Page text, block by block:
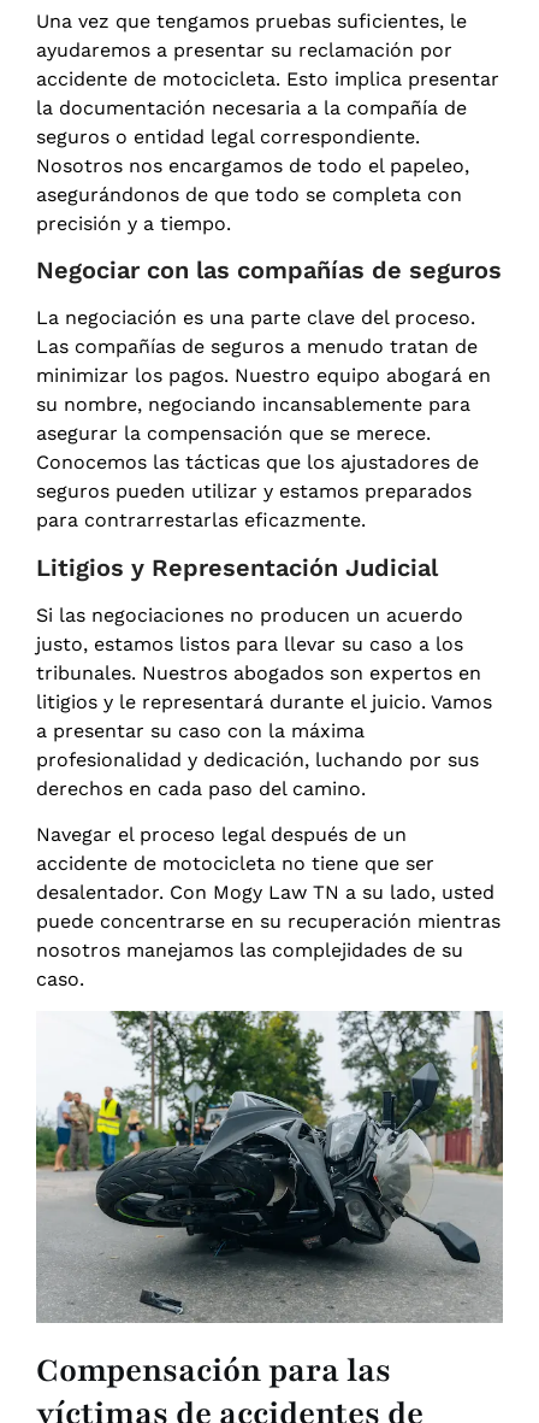
Una vez que tengamos pruebas suficientes, le
ayudaremos a presentar su reclamación por
accidente de motocicleta. Esto implica presentar
la documentación necesaria a la compañía de
seguros o entidad legal correspondiente.
Nosotros nos encargamos de todo el papeleo,
asegurándonos de que todo se completa con
precisión y a tiempo.
Negociar con las compañías de seguros
La negociación es una parte clave del proceso.
Las compañías de seguros a menudo tratan de
minimizar los pagos. Nuestro equipo abogará en
su nombre, negociando incansablemente para
asegurar la compensación que se merece.
Conocemos las tácticas que los ajustadores de
seguros pueden utilizar y estamos preparados
para contrarrestarlas eficazmente.
Litigios y Representación Judicial
Si las negociaciones no producen un acuerdo
justo, estamos listos para llevar su caso a los
tribunales. Nuestros abogados son expertos en
litigios y le representará durante el juicio. Vamos
a presentar su caso con la máxima
profesionalidad y dedicación, luchando por sus
derechos en cada paso del camino.
Navegar el proceso legal después de un
accidente de motocicleta no tiene que ser
desalentador. Con Mogy Law TN a su lado, usted
puede concentrarse en su recuperación mientras
nosotros manejamos las complejidades de su
caso.
Compensación para las
víctimas de accidentes de